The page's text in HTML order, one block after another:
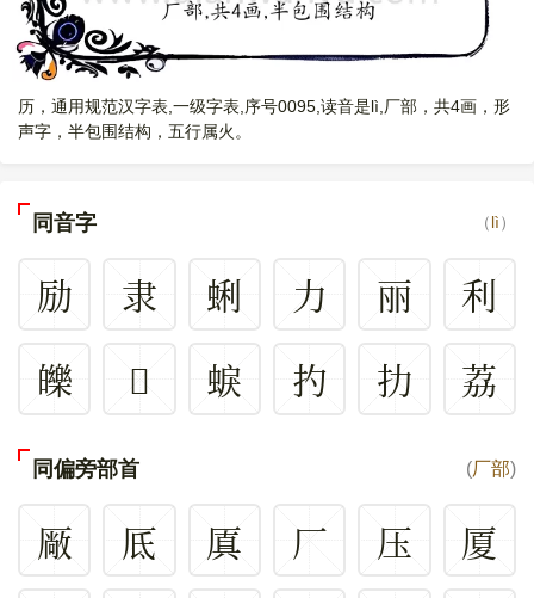
历，通用规范汉字表,一级字表,序号0095,读音是lì,厂部，共4画，形
声字，半包围结构，五行属火。
同音字 （lì）
励 隶 蜊 力 丽
利
皪
𩱇 蜧 扚 扐 荔
同偏旁部首 (厂部)
厰 厎 厧 厂 压
厦